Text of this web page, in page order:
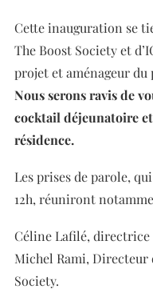
Cette inauguration se
The Boost Society et
projet et aménageur du
Nous serons ravis de
cocktail déjeunatoire
résidence.
Les prises de parole,
12h, réuniront
Céline Lafilé, directrice
Michel Rami, Directeur
Society.